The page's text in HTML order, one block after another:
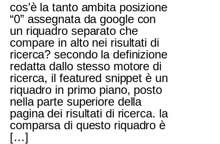
cos’è la tanto ambita posizione
“0” assegnata da google con
un riquadro separato che
compare in alto nei risultati di
ricerca? secondo la definizione
redatta dallo stesso motore di
ricerca, il featured snippet è un
riquadro in primo piano, posto
nella parte superiore della
pagina dei risultati di ricerca. la
comparsa di questo riquadro è
[…]